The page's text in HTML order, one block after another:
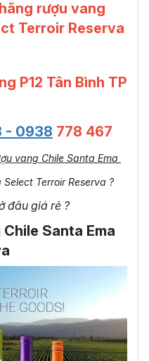
rượu vang
Terroir Reserva
P12 Tân Bình TP
- 0938 778 467
vang Chile Santa Ema
Terroir Reserva ?
đâu giá rẻ ?
Santa Ema